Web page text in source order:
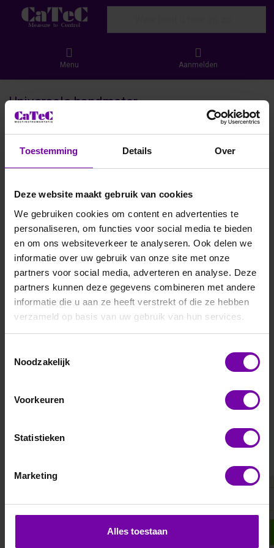
Toestemming Details Over
Deze website maakt gebruik van cookies
We gebruiken cookies om content en advertenties te
personaliseren, om functies voor social media te bieden
en om ons websiteverkeer te analyseren. Ook delen we
informatie over uw gebruik van onze site met onze
partners voor social media, adverteren en analyse. Deze
partners kunnen deze gegevens combineren met andere
informatie die u aan ze heeft verstrekt of die ze hebben
verzameld op basis van uw gebruik van hun services.
Noodzakelijk
Voorkeuren
Statistieken
Marketing
Alles toestaan
Menu Aanmelden
Universele handmeter
Search results:
1-2van2
Ontdek de nieuwe E+E Omniport 40! Deze innovatieve
omgevingsparameters. Dankzij het robuuste ontwerp en de
veelzijdige aansluitmogelijkheden is de Ominiport 40 ideaal
voor zowel industriële toepassingen als klimaatmonitoring.
Verhoog de efficiëntie en krijg betrouwbare data – altijd en
overal.
Filteren en sorteren
E+E
voelers